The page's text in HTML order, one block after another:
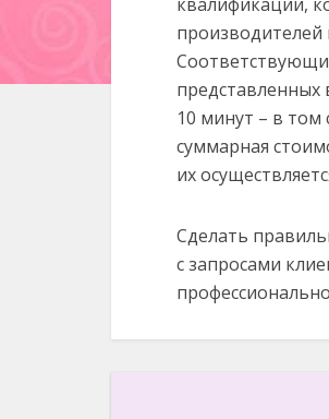
представленных
10 минут – в том
суммарная
их
Сделать
с запросами